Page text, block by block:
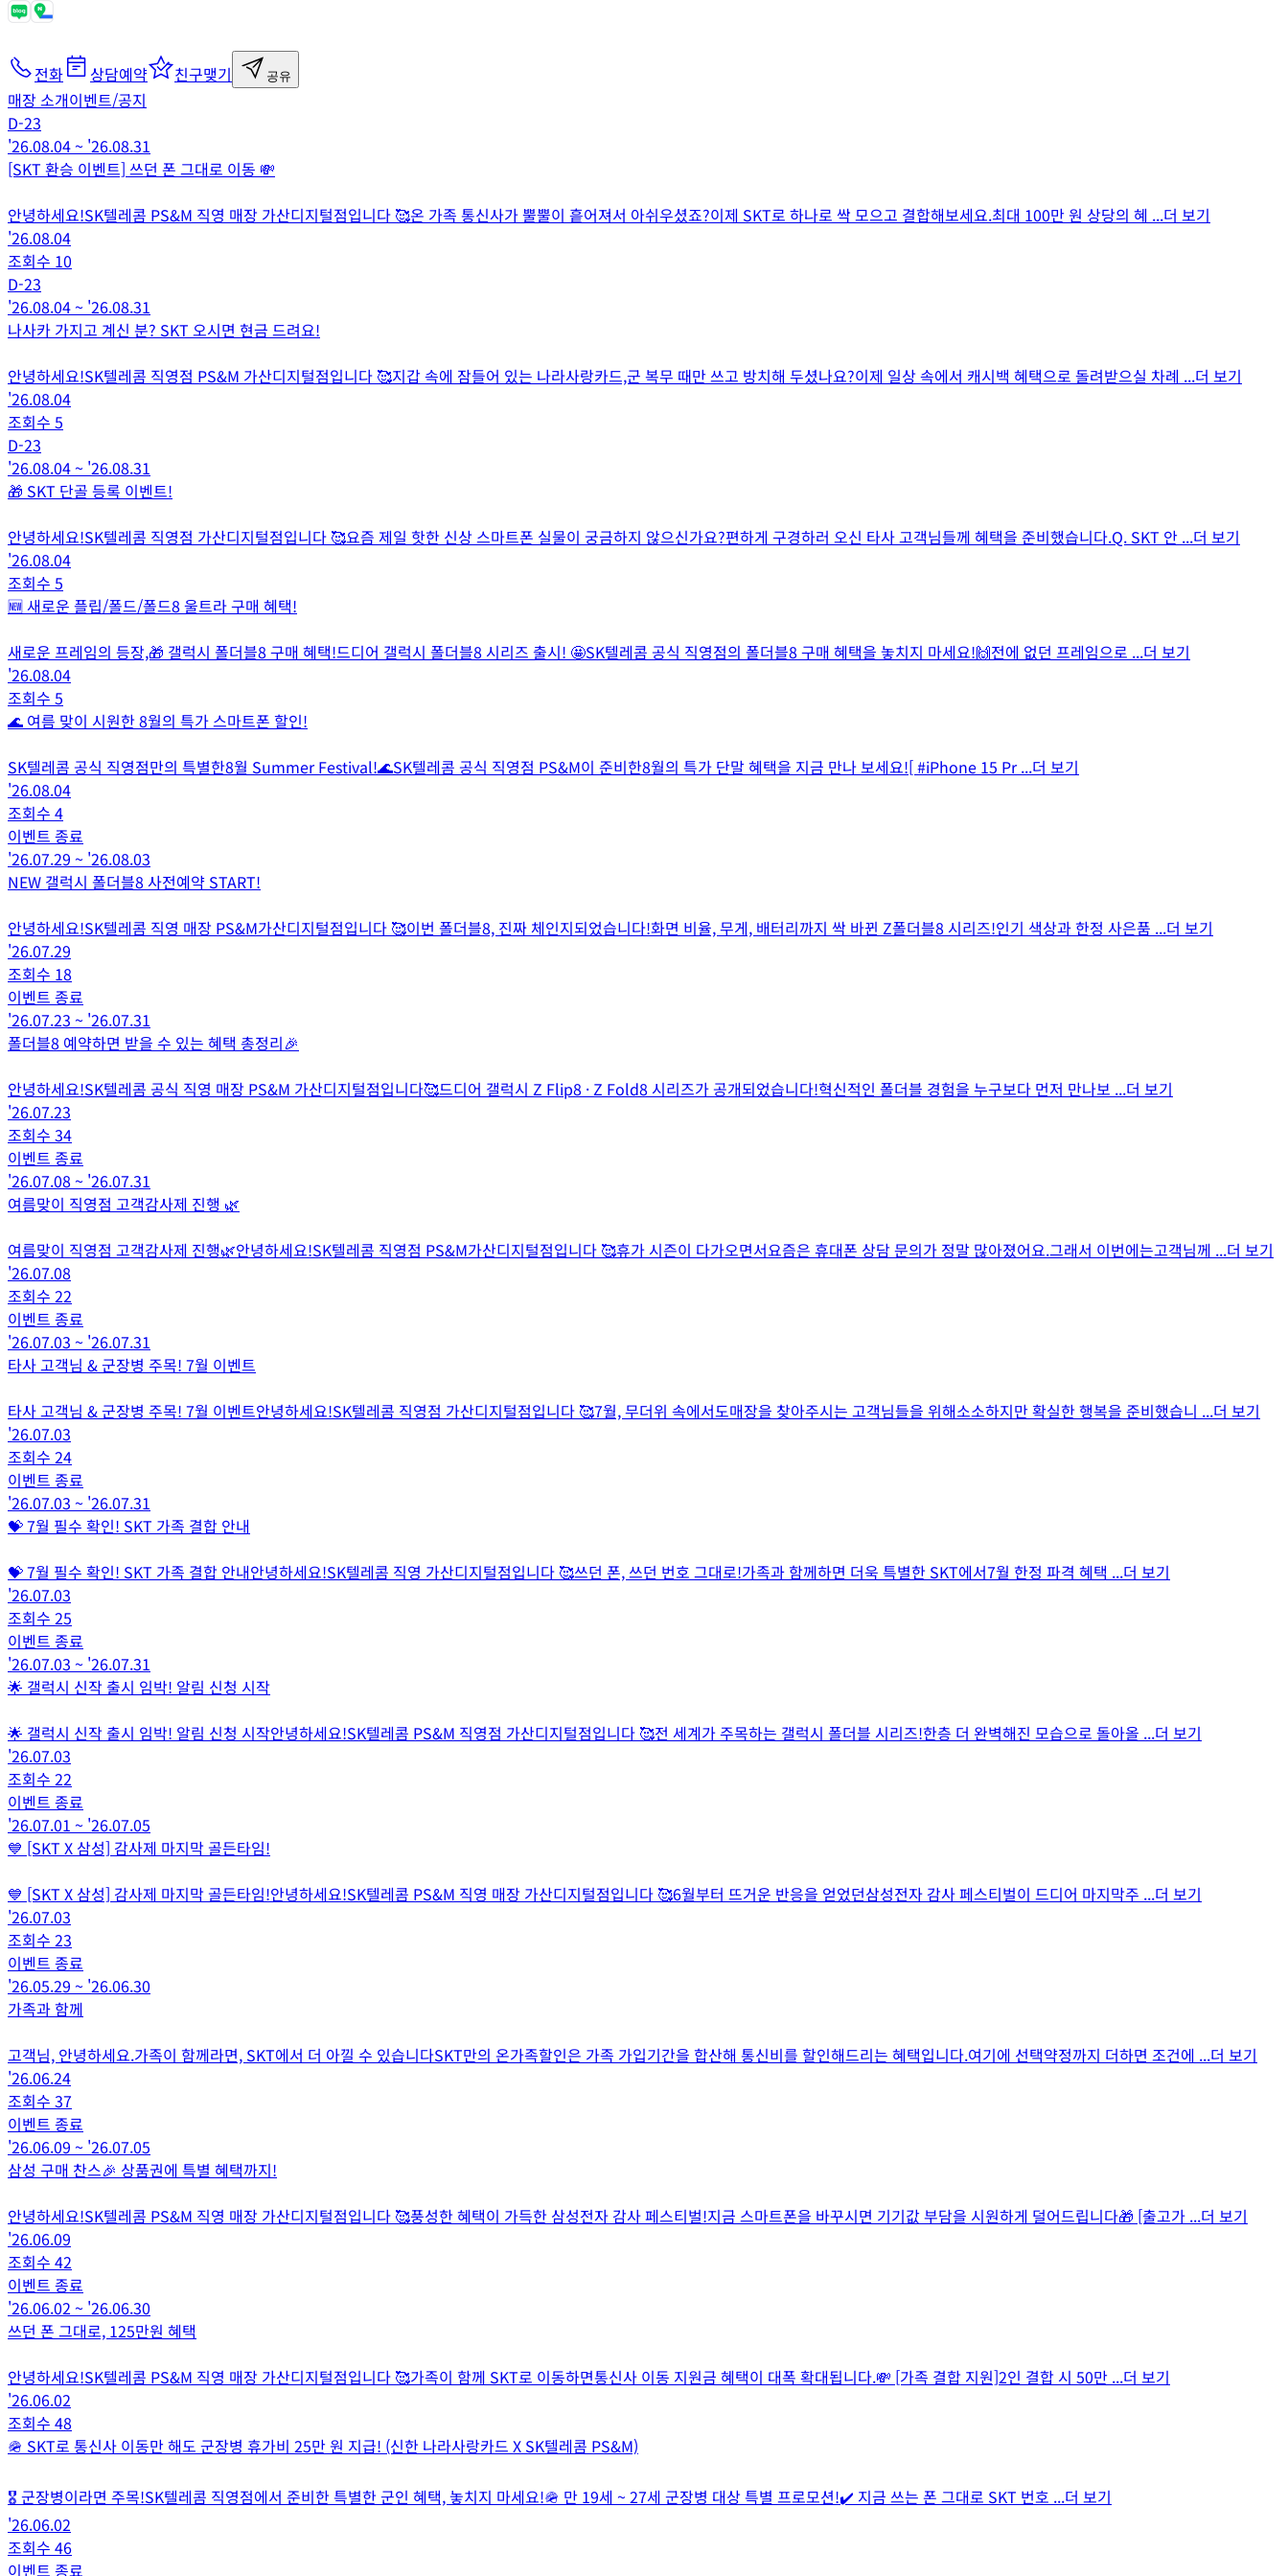
전화 상담예약 친구맺기 공유
매장 소개이벤트/공지
D-23
'26.08.04~ '26.08.31
[SKT 환승 이벤트] 쓰던 폰 그대로 이동 💸
안녕하세요!SK텔레콤 PS&M 직영 매장 가산디지털점입니다 🥰온 가족 통신사가 뿔뿔이 흩어져서 아쉬우셨죠?이제 SKT로 하나로 싹 모으고 결합해보세요.최대 100만 원 상당의 혜 ...더 보기
'26.08.04
조회수 10
D-23
'26.08.04~ '26.08.31
나사카 가지고 계신 분? SKT 오시면 현금 드려요!
안녕하세요!SK텔레콤 직영점 PS&M 가산디지털점입니다 🥰지갑 속에 잠들어 있는 나라사랑카드,군 복무 때만 쓰고 방치해 두셨나요?이제 일상 속에서 캐시백 혜택으로 돌려받으실 차례 ...더 보기
'26.08.04
조회수 5
D-23
'26.08.04~ '26.08.31
🎁 SKT 단골 등록 이벤트!
안녕하세요!SK텔레콤 직영점 가산디지털점입니다 🥰요즘 제일 핫한 신상 스마트폰 실물이 궁금하지 않으신가요?편하게 구경하러 오신 타사 고객님들께 혜택을 준비했습니다.Q. SKT 안 ...더 보기
'26.08.04
조회수 5
🆕 새로운 플립/폴드/폴드8 울트라 구매 혜택!
새로운 프레임의 등장,🎁 갤럭시 폴더블8 구매 혜택!드디어 갤럭시 폴더블8 시리즈 출시! 🤩SK텔레콤 공식 직영점의 폴더블8 구매 혜택을 놓치지 마세요!🙌전에 없던 프레임으로 ...더 보기
'26.08.04
조회수 5
🌊 여름 맞이 시원한 8월의 특가 스마트폰 할인!
SK텔레콤 공식 직영점만의 특별한8월 Summer Festival!🌊SK텔레콤 공식 직영점 PS&M이 준비한8월의 특가 단말 혜택을 지금 만나 보세요![ #iPhone 15 Pr...더 보기
'26.08.04
조회수 4
이벤트 종료
'26.07.29 ~ '26.08.03
NEW 갤럭시 폴더블8 사전예약 START!
안녕하세요!SK텔레콤 직영 매장 PS&M가산디지털점입니다 🥰이번 폴더블8, 진짜 체인지되었습니다!화면 비율, 무게, 배터리까지 싹 바뀐 Z폴더블8 시리즈!인기 색상과 한정 사은품 ...더 보기
'26.07.29
조회수 18
이벤트 종료
'26.07.23 ~ '26.07.31
폴더블8 예약하면 받을 수 있는 혜택 총정리🎉
안녕하세요!SK텔레콤 공식 직영 매장 PS&M 가산디지털점입니다🥰드디어 갤럭시 Z Flip8 · Z Fold8 시리즈가 공개되었습니다!혁신적인 폴더블 경험을 누구보다 먼저 만나보 ...더 보기
'26.07.23
조회수 34
이벤트 종료
'26.07.08~ '26.07.31
여름맞이 직영점 고객감사제 진행 🌿
여름맞이 직영점 고객감사제 진행🌿안녕하세요!SK텔레콤 직영점 PS&M가산디지털점입니다 🥰휴가 시즌이 다가오면서요즘은 휴대폰 상담 문의가 정말 많아졌어요.그래서 이번에는고객님께 ...더 보기
'26.07.08
조회수 22
이벤트 종료
'26.07.03 ~ '26.07.31
타사 고객님 & 군장병 주목! 7월 이벤트
타사 고객님 & 군장병 주목! 7월 이벤트안녕하세요!SK텔레콤 직영점 가산디지털점입니다 🥰7월, 무더위 속에서도매장을 찾아주시는 고객님들을 위해소소하지만 확실한 행복을 준비했습니 ...더 보기
'26.07.03
조회수 24
이벤트 종료
'26.07.03 ~ '26.07.31
💝 7월 필수 확인! SKT 가족 결합 안내
💝 7월 필수 확인! SKT 가족 결합 안내안녕하세요!SK텔레콤 직영 가산디지털점입니다 🥰쓰던 폰, 쓰던 번호 그대로!가족과 함께하면 더욱 특별한 SKT에서7월 한정 파격 혜택 ...더 보기
'26.07.03
조회수 25
이벤트 종료
'26.07.03 ~ '26.07.31
🌟 갤럭시 신작 출시 임박! 알림 신청 시작
🌟 갤럭시 신작 출시 임박! 알림 신청 시작안녕하세요!SK텔레콤 PS&M 직영점 가산디지털점입니다 🥰전 세계가 주목하는 갤럭시 폴더블 시리즈!한층 더 완벽해진 모습으로 돌아올 ...더 보기
'26.07.03
조회수 22
이벤트 종료
'26.07.01 ~ '26.07.05
💙 [SKT X 삼성] 감사제 마지막 골든타임!
💙 [SKT X 삼성] 감사제 마지막 골든타임!안녕하세요!SK텔레콤 PS&M 직영 매장 가산디지털점입니다 🥰6월부터 뜨거운 반응을 얻었던삼성전자 감사 페스티벌이 드디어 마지막주 ...더 보기
'26.07.03
조회수 23
이벤트 종료
'26.05.29 ~ '26.06.30
가족과 함께
고객님, 안녕하세요.가족이 함께라면, SKT에서 더 아낄 수 있습니다SKT만의 온가족할인은 가족 가입기간을 합산해 통신비를 할인해드리는 혜택입니다.여기에 선택약정까지 더하면 조건에 ...더 보기
'26.06.24
조회수 37
이벤트 종료
'26.06.09 ~ '26.07.05
삼성 구매 찬스🎉 상품권에 특별 혜택까지!
안녕하세요!SK텔레콤 PS&M 직영 매장 가산디지털점입니다 🥰풍성한 혜택이 가득한 삼성전자 감사 페스티벌!지금 스마트폰을 바꾸시면 기기값 부담을 시원하게 덜어드립니다🎁 [출고가 ...더 보기
'26.06.09
조회수 42
이벤트 종료
'26.06.02 ~ '26.06.30
쓰던 폰 그대로, 125만원 혜택
안녕하세요!SK텔레콤 PS&M 직영 매장 가산디지털점입니다 🥰가족이 함께 SKT로 이동하면통신사 이동 지원금 혜택이 대폭 확대됩니다.💸 [가족 결합 지원]2인 결합 시 50만 ...더 보기
'26.06.02
조회수 48
🪖 SKT로 통신사 이동만 해도 군장병 휴가비 25만 원 지급! (신한 나라사랑카드 X SK텔레콤 PS&M)
🎖️ 군장병이라면 주목!SK텔레콤 직영점에서 준비한 특별한 군인 혜택, 놓치지 마세요!🪖 만 19세 ~ 27세 군장병 대상 특별 프로모션!✔️ 지금 쓰는 폰 그대로 SKT 번호 ...더 보기
'26.06.02
조회수 46
이벤트 종료